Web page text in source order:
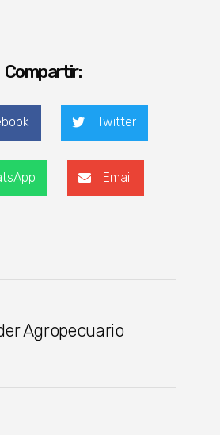
Compartir:
Twitter
Email
Agropecuario